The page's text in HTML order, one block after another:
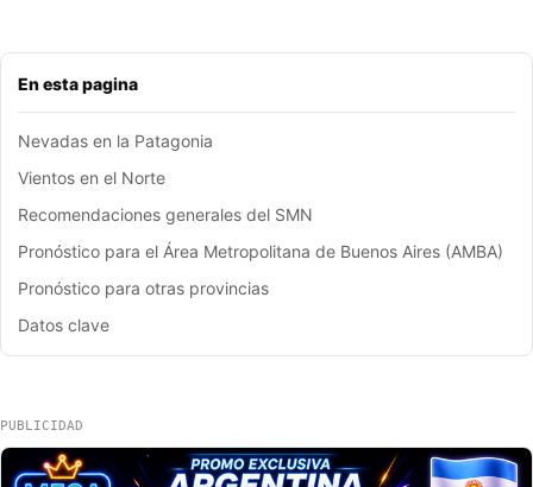
En esta pagina
Nevadas en la Patagonia
Vientos en el Norte
Recomendaciones generales del SMN
Pronóstico para el Área Metropolitana de Buenos Aires (AMBA)
Pronóstico para otras provincias
Datos clave
PUBLICIDAD